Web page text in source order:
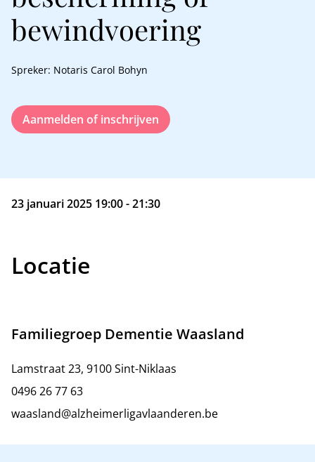
bewindvoering
Spreker: Notaris Carol Bohyn
Aanmelden of inschrijven
23 januari 2025 19:00 - 21:30
Locatie
Familiegroep Dementie Waasland
Lamstraat 23, 9100 Sint-Niklaas
0496 26 77 63
waasland@alzheimerligavlaanderen.be